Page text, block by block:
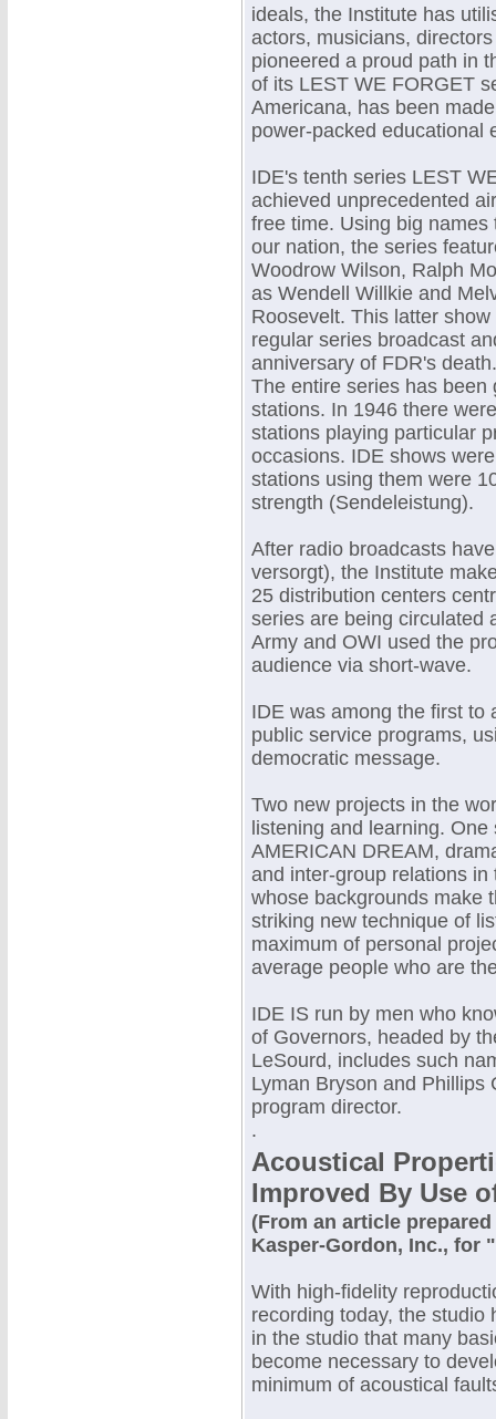
ideals, the Institute has
actors, musicians,
pioneered a proud path in
of its LEST WE FORGET
Americana, has been
power-packed educational
IDE's tenth series LEST
achieved unprecedented
free time. Using big
our nation, the series
Woodrow Wilson, Ralph
as Wendell Willkie and
Roosevelt. This latter
regular series broadcast
anniversary of FDR's
The entire series has
stations. In 1946 there
stations playing particular
occasions. IDE shows
stations using them were
strength (Sendeleistung).
After radio broadcasts
versorgt), the Institute
25 distribution centers
series are being circulated
Army and OWI used the
audience via short-wave.
IDE was among the first to
public service programs,
democratic message.
Two new projects in the
listening and learning.
AMERICAN DREAM,
and inter-group relations
whose backgrounds make
striking new technique of
maximum of personal
average people who are
IDE IS run by men who
of Governors, headed by
LeSourd, includes such
Lyman Bryson and Phillips
program director.
.
Acoustical
Improved By Use
(From an article
Kasper-Gordon, Inc., for
With high-fidelity
recording today, the studio
in the studio that many
become necessary to
minimum of acoustical